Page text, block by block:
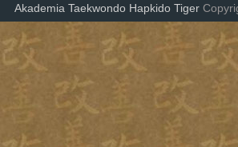
Akademia Taekwondo Hapkido Tiger